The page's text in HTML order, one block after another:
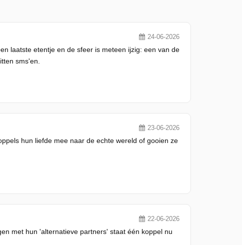
24-06-2026
laatste etentje en de sfeer is meteen ijzig: een van de
sms'en.
23-06-2026
hun liefde mee naar de echte wereld of gooien ze
22-06-2026
met hun 'alternatieve partners' staat één koppel nu